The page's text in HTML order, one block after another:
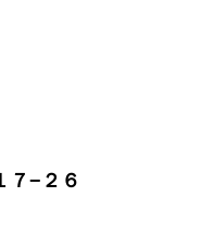
７−２６